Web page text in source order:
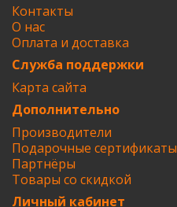
Контакты
О нас
Оплата и доставка
Служба поддержки
Карта сайта
Дополнительно
Производители
Подарочные сертификаты
Партнёры
Товары со скидкой
Личный кабинет